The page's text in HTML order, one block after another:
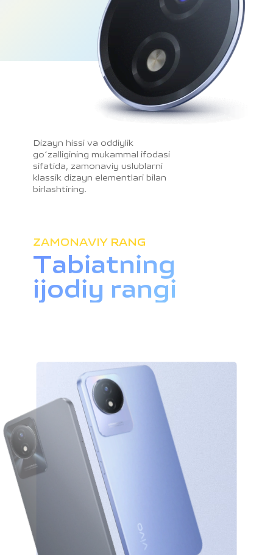
Dizayn hissi va oddiylik
goʻzalligining mukammal ifodasi
sifatida, zamonaviy uslublarni
klassik dizayn elementlari bilan
birlashtiring.
ZAMONAVIY RANG
Tabiatning
ijodiy rangi